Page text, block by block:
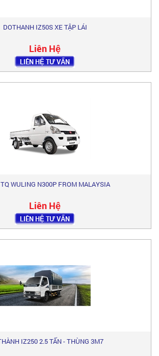
DOTHANH IZ50S XE TẬP LÁI
Liên Hệ
LIÊN HỆ TƯ VẤN
WULING N300P FROM MALAYSIA
Liên Hệ
LIÊN HỆ TƯ VẤN
IZ250 2.5 TẤN - THÙNG 3M7